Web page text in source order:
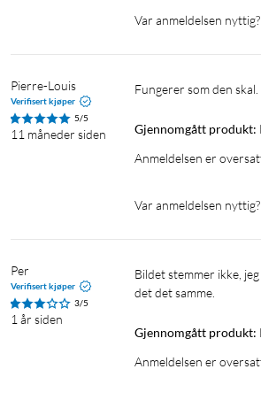
Var anmeldelsen nyttig?
Pierre-Louis
Verifisert kjøper
5/5
11 måneder siden
Fungerer som den
Gjennomgått produkt:
Anmeldelsen er
Var anmeldelsen nyttig?
Per
Verifisert kjøper
3/5
1 år siden
Bildet stemmer ikke, jeg fikk en kort (10 cm?) ledning som forgrenet seg allerede ved hannkontakten. Men funksjonelt er
det det samme.
Gjennomgått produkt:
Anmeldelsen er